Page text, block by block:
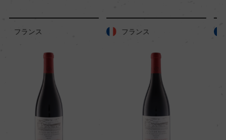
赤
キャップの仕様
フランス フランス